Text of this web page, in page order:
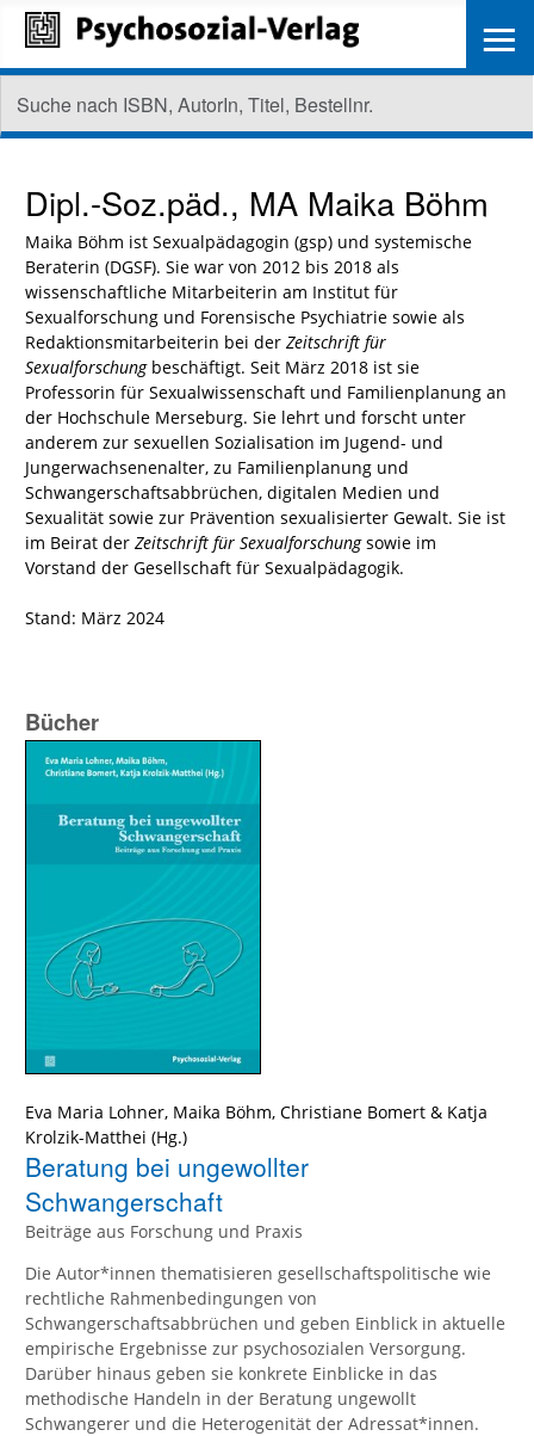
Dipl.-Soz.päd., MA Maika Böhm
Maika Böhm ist Sexualpädagogin (gsp) und systemische
Beraterin (DGSF). Sie war von 2012 bis 2018 als
wissenschaftliche Mitarbeiterin am Institut für
Sexualforschung und Forensische Psychiatrie sowie als
Redaktionsmitarbeiterin bei der Zeitschrift für
Sexualforschungbeschäftigt. Seit März 2018 ist sie
Professorin für Sexualwissenschaft und Familienplanung an
der Hochschule Merseburg. Sie lehrt und forscht unter
anderem zur sexuellen Sozialisation im Jugend- und
Jungerwachsenenalter, zu Familienplanung und
Schwangerschaftsabbrüchen, digitalen Medien und
Sexualität sowie zur Prävention sexualisierter Gewalt. Sie ist
im Beirat der Zeitschrift für Sexualforschungsowie im
Vorstand der Gesellschaft für Sexualpädagogik.
Stand: März 2024
Bücher
Eva Maria Lohner, Maika Böhm, Christiane Bomert & Katja
Krolzik-Matthei (Hg.)
Beratung bei ungewollter
Schwangerschaft
Beiträge aus Forschung und Praxis
Die Autor*innen thematisieren gesellschaftspolitische wie
rechtliche Rahmenbedingungen von
Schwangerschaftsabbrüchen und geben Einblick in aktuelle
empirische Ergebnisse zur psychosozialen Versorgung.
Darüber hinaus geben sie konkrete Einblicke in das
methodische Handeln in der Beratung ungewollt
Schwangerer und die Heterogenität der Adressat*innen.
≡